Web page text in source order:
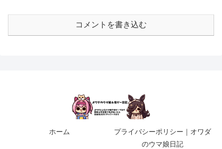
コメントを書き込む
ホーム
プライバシーポリシー｜オワダ
のウマ娘日記